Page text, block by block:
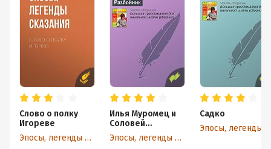
Слово о полку
Игореве
Эпосы, легенды и сказания
Илья Муромец и
Соловей
Разбойник
Эпосы, легенды и сказания
Садко